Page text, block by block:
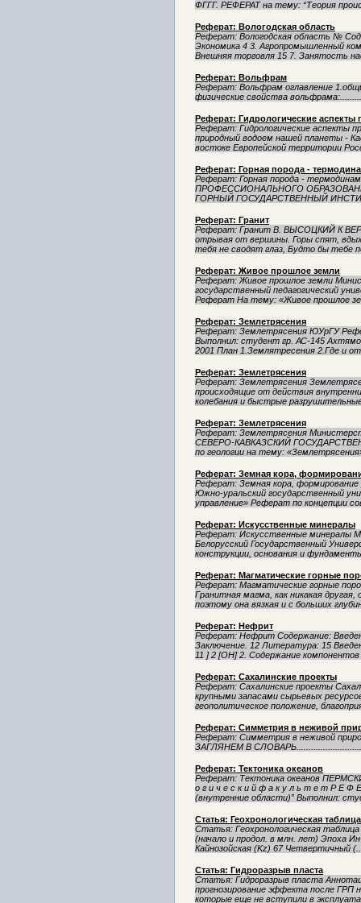
ФГГГ. РЕФЕРАТ на тему: “Теория
Реферат: Вологодская область
Реферат: Вологодская область №
Экономика 4 3. Агропромышленный
Внешняя торговля 15 7. Занятость
Реферат: Вольфрам
Реферат: Вольфрам оглавление
физические свойства
Реферат: Гидрологические
Реферат: Гидрологические аспекты
природный водоем нашей планеты -
востоке Европейской территории
Реферат: Горная порода -
Реферат: Горная порода -
ПРОФЕССИОНАЛЬНОГО
ГОРНЫЙ ГОСУДАРСТВЕННЫЙ
Реферат: Гранит
Реферат: Гранит В. ВЫСОЦКИЙ К
отрывая от вершины. Горы спят,
тебя не сводят глаз, Будто бы тебе
Реферат: Живое прошлое земли
Реферат: Живое прошлое земли
государственный педагогический
Реферат На тему: «Живое прошлое
Реферат: Землетрясения
Реферат: Землетрясения ЮУрГУ
Выполнил: студент гр. АС-145
2001 План 1.Землятресения 2.Где и
Реферат: Землетрясения
Реферат: Землетрясения
происходящие от действия
колебания и быстрые
Реферат: Землетрясения
Реферат: Землетрясения
СЕВЕРО-КАВКАЗСКИЙ
по геологии на тему:
Реферат: Земная кора,
Реферат: Земная кора,
Южно-уральский государственный
управление» Реферат по концепции
Реферат: Искусственные минералы
Реферат: Искусственные минералы
Белорусский Государственный
конструкции, основания и
Реферат: Магматические горные
Реферат: Магматические горные
Гранитная магма, как никакая
поэтому она вязкая и с больших
Реферат: Нефрит
Реферат: Нефрит Содержание:
Заключение. 12 Литература: 15
11 ] 2 [OH] 2. Содержание компонентов
Реферат: Сахалинские проекты
Реферат: Сахалинские проекты
крупными запасами сырьевых
геополитическое положение,
Реферат: Симметрия в неживой
Реферат: Симметрия в неживой
ЗАГЛЯНЕМ В
Реферат: Тектоника океанов
Реферат: Тектоника океанов
о г и ч е с к и й ф а к у л ь т е т Р Е Ф
(внутренние области)” Выполнил:
Статья: Геохронологическая таблица
Статья: Геохронологическая
(начало и продол. в млн. лет) Эпоха
Кайнозойская (Kz) 67 Четвертичный
Статья: Гидроразрыв пласта
Статья: Гидроразрыв пласта
прогнозирование эффекта после ГРП
которые еще не вступили в